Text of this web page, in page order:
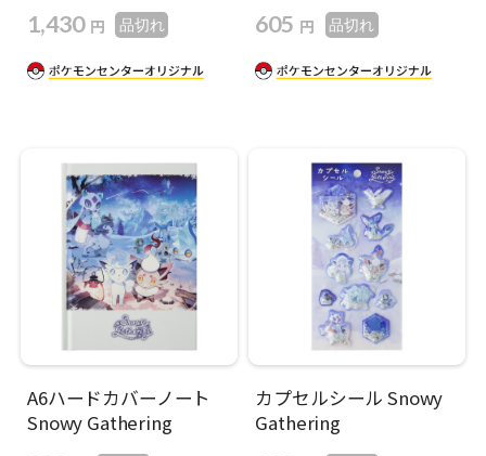
1,430 円 品切れ 605 円 品切れ
A6ハードカバーノート
Snowy Gathering
カプセルシール Snowy
Gathering